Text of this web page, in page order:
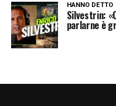
HANNO DETTO
Silvestrin:
parlarne è